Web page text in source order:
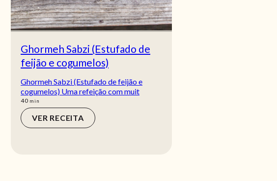
Ghormeh Sabzi (Estufado de
feijão e cogumelos)
Ghormeh Sabzi (Estufado de feijão e
cogumelos) Uma refeição com muit
40min
min
VER RECEITA